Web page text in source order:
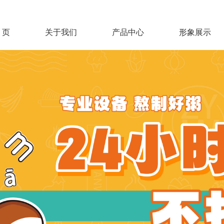
页 关于我们 产品中心 形象展示